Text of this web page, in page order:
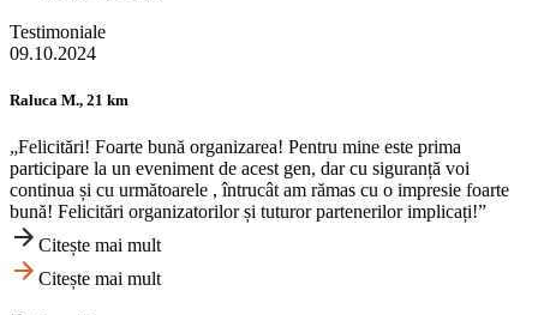
Testimoniale
09.10.2024
Raluca M., 21 km
„Felicitări! Foarte bună organizarea! Pentru mine este prima
participare la un eveniment de acest gen, dar cu siguranță voi
continua și cu următoarele , întrucât am rămas cu o impresie foarte
bună! Felicitări organizatorilor și tuturor partenerilor implicați!”
Citește mai mult
Citește mai mult